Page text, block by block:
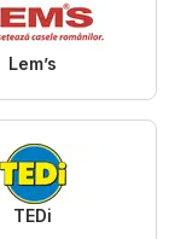
Lem’s
TEDi